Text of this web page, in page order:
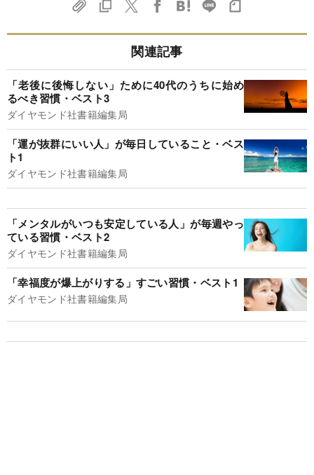
関連記事
「老後に後悔しない」ために40代のうちに始め
るべき習慣・ベスト3
ダイヤモンド社書籍編集局
「運が抜群にいい人」が毎日していること・ベス
ト1
ダイヤモンド社書籍編集局
「メンタルがいつも安定している人」が毎週やっ
ている習慣・ベスト2
ダイヤモンド社書籍編集局
「幸福度が爆上がりする」すごい習慣・ベスト1
ダイヤモンド社書籍編集局